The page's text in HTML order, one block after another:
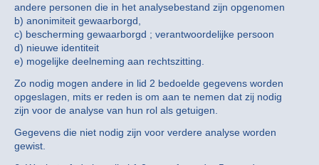
andere personen die in het analysebestand zijn opgenomen
b) anonimiteit gewaarborgd,
c) bescherming gewaarborgd ; verantwoordelijke persoon
d) nieuwe identiteit
e) mogelijke deelneming aan rechtszitting.
Zo nodig mogen andere in lid 2 bedoelde gegevens worden
opgeslagen, mits er reden is om aan te nemen dat zij nodig
zijn voor de analyse van hun rol als getuigen.
Gegevens die niet nodig zijn voor verdere analyse worden
gewist.